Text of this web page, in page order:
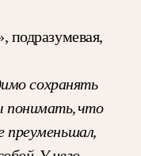
подразумевая,
сохранять
понимать, что